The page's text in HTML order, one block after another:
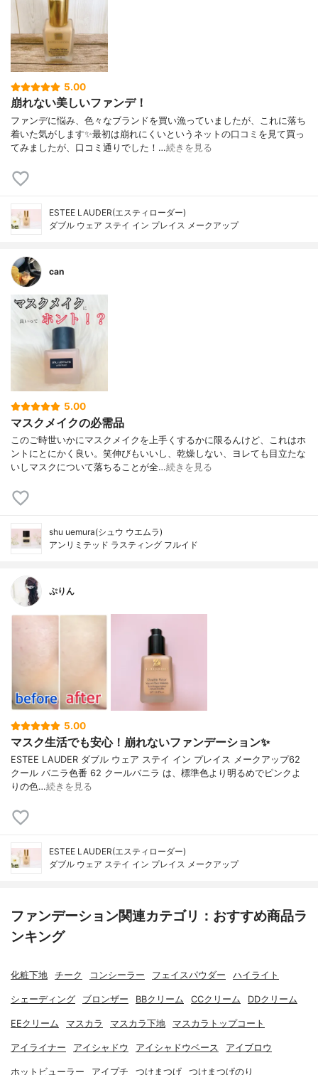
5.00
崩れない美しいファンデ！
ファンデに悩み、色々なブランドを買い漁っていましたが、これに落ち
着いた気がします✨最初は崩れにくいというネットの口コミを見て買っ
てみましたが、口コミ通りでした！…続きを見る
ESTEE LAUDER(エスティローダー)
ダブル ウェア ステイ イン プレイス メークアップ
can
5.00
マスクメイクの必需品
このご時世いかにマスクメイクを上手くするかに限るんけど、これはホ
ントにとにかく良い。笑伸びもいいし、乾燥しない、ヨレても目立たな
いしマスクについて落ちることが全…続きを見る
shu uemura(シュウ ウエムラ)
アンリミテッド ラスティング フルイド
ぷりん
5.00
マスク生活でも安心！崩れないファンデーション✨
ESTEE LAUDER ダブル ウェア ステイ イン プレイス メークアップ62
クール バニラ色番 62 クールバニラ は、標準色より明るめでピンクよ
りの色…続きを見る
ESTEE LAUDER(エスティローダー)
ダブル ウェア ステイ イン プレイス メークアップ
ファンデーション関連カテゴリ：おすすめ商品ラ
ンキング
化粧下地 チーク コンシーラー フェイスパウダー ハイライト
シェーディング ブロンザー BBクリーム CCクリーム DDクリーム
EEクリーム マスカラ マスカラ下地 マスカラトップコート
アイライナー アイシャドウ アイシャドウベース アイブロウ
ホットビューラー アイプチ つけまつげ つけまつげのり